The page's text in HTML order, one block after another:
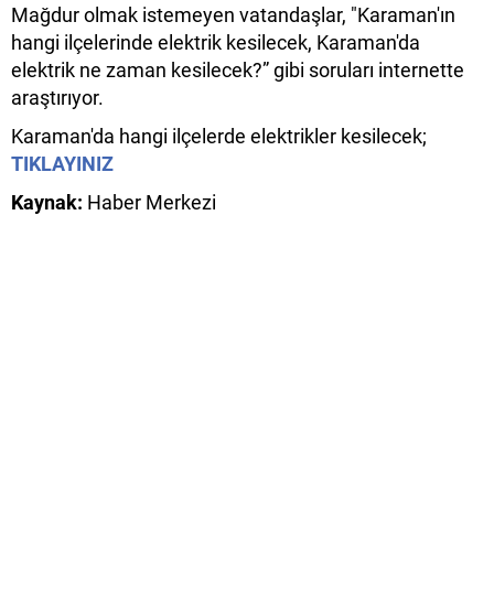
Mağdur olmak istemeyen vatandaşlar, "Karaman'ın
hangi ilçelerinde elektrik kesilecek, Karaman'da
elektrik ne zaman kesilecek?” gibi soruları internette
araştırıyor.
Karaman'da hangi ilçelerde elektrikler kesilecek;
TIKLAYINIZ
Kaynak: Haber Merkezi